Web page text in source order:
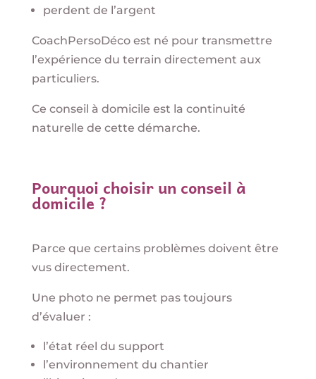
perdent de l’argent
CoachPersoDéco est né pour transmettre
l’expérience du terrain directement aux
particuliers.
Ce conseil à domicile est la continuité
naturelle de cette démarche.
Pourquoi choisir un conseil à
domicile ?
Parce que certains problèmes doivent être
vus directement.
Une photo ne permet pas toujours
d’évaluer :
l’état réel du support
l’environnement du chantier